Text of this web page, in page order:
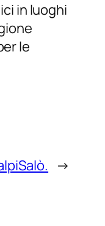
in luoghi
le
→